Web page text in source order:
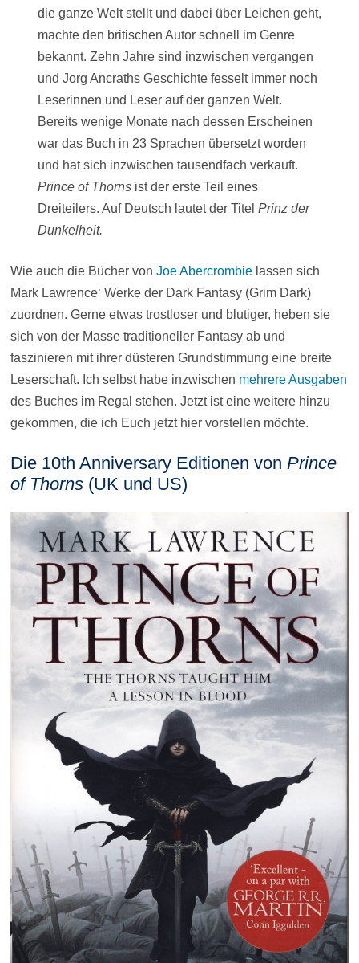
die ganze Welt stellt und dabei über Leichen geht,
machte den britischen Autor schnell im Genre
bekannt. Zehn Jahre sind inzwischen vergangen
und Jorg Ancraths Geschichte fesselt immer noch
Leserinnen und Leser auf der ganzen Welt.
Bereits wenige Monate nach dessen Erscheinen
war das Buch in 23 Sprachen übersetzt worden
und hat sich inzwischen tausendfach verkauft.
Prince of Thornsist der erste Teil eines
Dreiteilers. Auf Deutsch lautet der Titel Prinz der
Dunkelheit.
Wie auch die Bücher von Joe Abercrombielassen sich
Mark Lawrence‘ Werke der Dark Fantasy (Grim Dark)
zuordnen. Gerne etwas trostloser und blutiger, heben sie
sich von der Masse traditioneller Fantasy ab und
faszinieren mit ihrer düsteren Grundstimmung eine breite
Leserschaft. Ich selbst habe inzwischen mehrere Ausgaben
des Buches im Regal stehen. Jetzt ist eine weitere hinzu
gekommen, die ich Euch jetzt hier vorstellen möchte.
Die 10th Anniversary Editionen von Prince
of Thorns(UK und US)